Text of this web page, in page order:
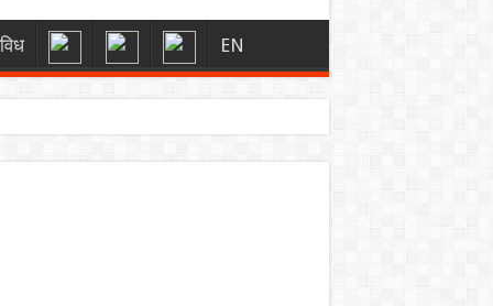
EN
7 अगस्त 2026 की रिडेम्पशन प्राइस और पूरी गणना